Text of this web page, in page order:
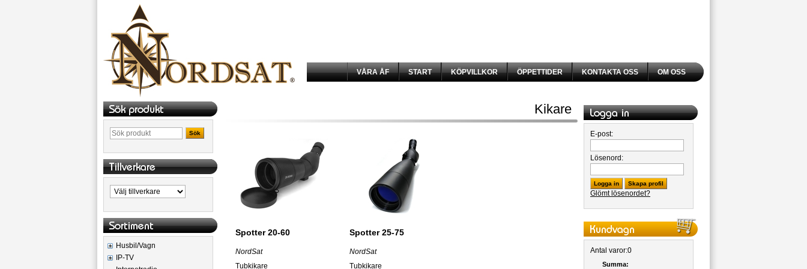
OM OSS
KONTAKTA OSS
ÖPPETTIDER
KÖPVILLKOR
START
VÅRA ÅF
Sök
Husbil/Vagn
IP-TV
Kikare
Spotter 20-60
NordSat
Tubkikare
Spotter 25-75
NordSat
Tubkikare
E-post:
Lösenord:
Logga in Skapa profil
Glömt lösenordet?
Antal varor:0
Summa: